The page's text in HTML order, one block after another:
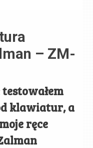
– ZM-
testowałem
klawiatur, a
ręce